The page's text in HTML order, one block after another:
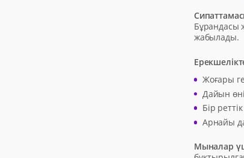
Бұрандасы
жабылады.
Жоғары
Дайын
Бір
Арнайы
Мыналар